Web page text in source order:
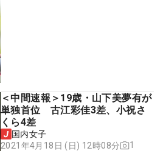
＜中間速報＞19歳・山下美夢有が
単独首位 古江彩佳3差、小祝さ
くら4差
国内女子
2021年4月18日 (日) 12時08分
1